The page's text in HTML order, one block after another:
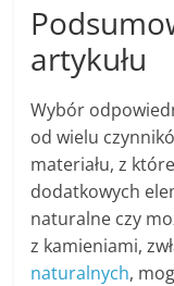
artykułu
Wybór
od wielu
materiału, z
dodatkowych
naturalne czy
z kamieniami,
naturalnych,